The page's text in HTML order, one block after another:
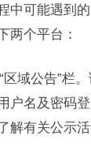
中可能遇到
两个平台：
区域公告”栏
户名及密码
解有关公示